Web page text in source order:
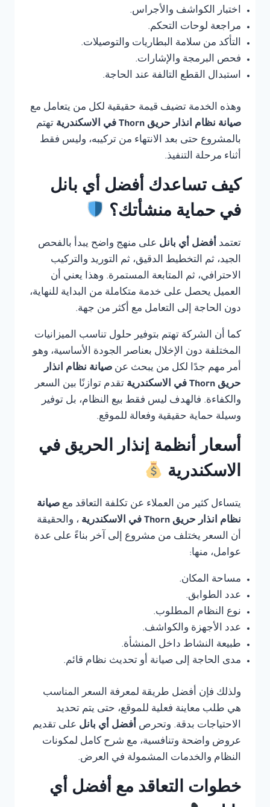
اختبار الكواشف والأجراس.
مراجعة لوحات التحكم.
التأكد من سلامة البطاريات والتوصيلات.
فحص البرمجة والإشارات.
استبدال القطع التالفة عند الحاجة.
وهذه الخدمة تضيف قيمة حقيقية لكل من يتعامل مع
صيانة نظام انذار حريق Thorn في الاسكندرية
تهتم
بالمشروع حتى بعد الانتهاء من تركيبه، وليس فقط
أثناء مرحلة التنفيذ.
كيف تساعدك أفضل أي بانل
في حماية منشأتك؟
تعتمد أفضل أي بانل على منهج واضح يبدأ بالفحص
الجيد، ثم التخطيط الدقيق، ثم التوريد والتركيب
الاحترافي، ثم المتابعة المستمرة. وهذا يعني أن
العميل يحصل على خدمة متكاملة من البداية للنهاية،
دون الحاجة إلى التعامل مع أكثر من جهة.
كما أن الشركة تهتم بتوفير حلول تناسب الميزانيات
المختلفة دون الإخلال بعناصر الجودة الأساسية، وهو
أمر مهم جدًا لكل من يبحث عن صيانة نظام انذار
حريق Thorn في الاسكندرية
تقدم توازنًا بين السعر
والكفاءة. فالهدف ليس فقط بيع النظام، بل توفير
وسيلة حماية حقيقية وفعالة للموقع.
أسعار أنظمة إنذار الحريق في
الاسكندرية
يتساءل كثير من العملاء عن تكلفة التعاقد مع صيانة
نظام انذار حريق Thorn في الاسكندرية
، والحقيقة
أن السعر يختلف من مشروع إلى آخر بناءً على عدة
عوامل، منها:
مساحة المكان.
عدد الطوابق.
نوع النظام المطلوب.
عدد الأجهزة والكواشف.
طبيعة النشاط داخل المنشأة.
مدى الحاجة إلى صيانة أو تحديث نظام قائم.
ولذلك فإن أفضل طريقة لمعرفة السعر المناسب
هي طلب معاينة فعلية للموقع، حتى يتم تحديد
الاحتياجات بدقة. وتحرص أفضل أي بانل على تقديم
عروض واضحة وتنافسية، مع شرح كامل لمكونات
النظام والخدمات المشمولة في العرض.
خطوات التعاقد مع أفضل أي